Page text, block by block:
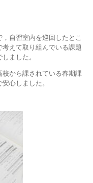
自習室内を巡回したとこ
考えて取り組んでいる課題
ました。
から課されている春期課
心しました。